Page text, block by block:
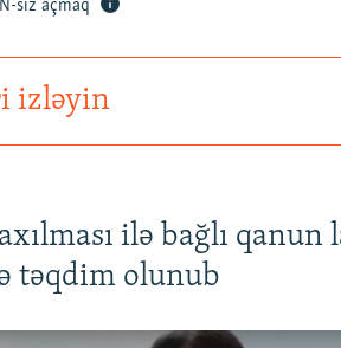
siz açmaq
izləyin
ilə bağlı
təqdim olunub